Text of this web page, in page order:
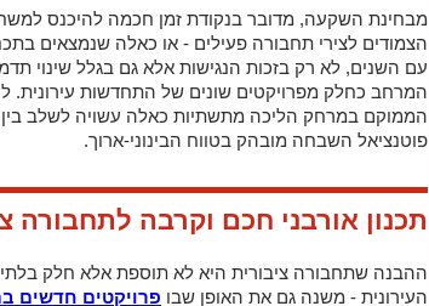
מבחינת השקעה, מדובר בנקודת זמן חכמה להיכנס
הצמודים לצירי תחבורה פעילים - או כאלה שנמצאים
עם השנים, לא רק בזכות הנגישות אלא גם בגלל שינוי
המרחב כחלק מפרויקטים שונים של התחדשות עירונית.
הממוקם במרחק הליכה מתשתיות כאלה עשויה לשלב בין
פוטנציאל השבחה מובהק בטווח הבינוני-ארוך.
תכנון אורבני חכם וקרבה לתחבורה
ההבנה שתחבורה ציבורית היא לא תוספת אלא חלק בלתי
העירונית - משנה גם את האופן שבו פרויקטים חדשים